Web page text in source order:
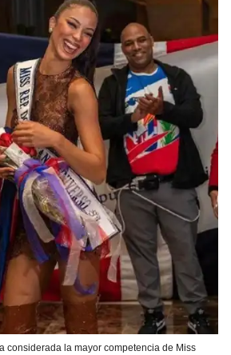
considerada la mayor competencia de Miss